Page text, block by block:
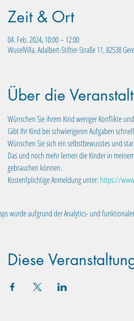
Zeit & Ort
04. Feb. 2024, 10:00 – 12:00
WuselVilla, Adalbert-Stifter-Straße 11, 82538
Über die
Wünschen Sie ihrem Kind weniger Konflikte
Gibt Ihr Kind bei schwierigeren Aufgaben
Wünschen Sie sich ein selbstbewusstes und
Das und noch mehr lernen die Kinder in
gebrauchen können.
Kostenfplichtige Anmeldung unter: https://
wurde aufgrund der Analytics- und
Diese